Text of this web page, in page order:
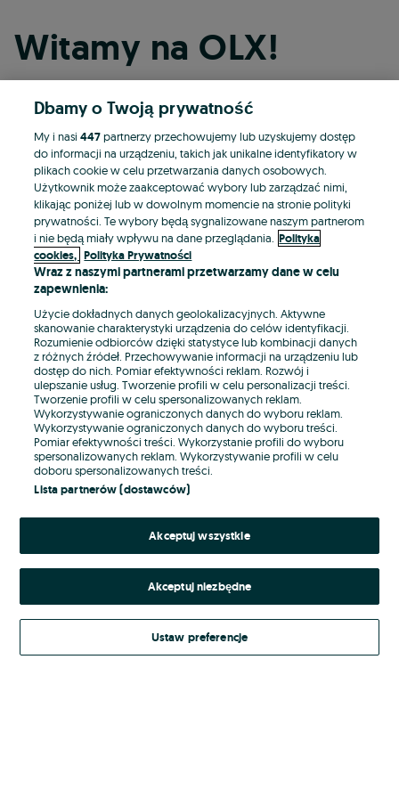
Witamy na OLX!
Kontynuuj przez Facebooka
Kontynuuj przez konto Apple
Kontynuuj przez konto Google
LUB
E-mail
Hasło
Nie pamiętasz hasła?
Zaloguj się
Kontynuując za pośrednictwem jednego z dostawców wskazanych powyżej,
Regulamin serwisuOLX.pl w jego aktualnym brzmieniu.
Dbamy o Twoją prywatność
My i nasi447partnerzy przechowujemy lub uzyskujemy dostęp
do informacji na urządzeniu, takich jak unikalne identyfikatory w
plikach cookie w celu przetwarzania danych osobowych.
Użytkownik może zaakceptować wybory lub zarządzać nimi,
klikając poniżej lub w dowolnym momencie na stronie polityki
prywatności. Te wybory będą sygnalizowane naszym partnerom
i nie będą miały wpływu na dane przeglądania. Polityka
cookies, Polityka Prywatności
Wraz z naszymi partnerami przetwarzamy dane w celu
zapewnienia:
Użycie dokładnych danych geolokalizacyjnych. Aktywne
skanowanie charakterystyki urządzenia do celów identyfikacji.
Rozumienie odbiorców dzięki statystyce lub kombinacji danych
z różnych źródeł. Przechowywanie informacji na urządzeniu lub
dostęp do nich. Pomiar efektywności reklam. Rozwój i
ulepszanie usług. Tworzenie profili w celu personalizacji treści.
Tworzenie profili w celu spersonalizowanych reklam.
Wykorzystywanie ograniczonych danych do wyboru reklam.
Wykorzystywanie ograniczonych danych do wyboru treści.
Pomiar efektywności treści. Wykorzystanie profili do wyboru
spersonalizowanych reklam. Wykorzystywanie profili w celu
doboru spersonalizowanych treści.
Lista partnerów (dostawców)
Akceptuj wszystkie
Akceptuj niezbędne
Ustaw preferencje